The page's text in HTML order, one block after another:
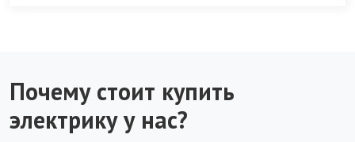
Почему стоит купить
электрику у нас?